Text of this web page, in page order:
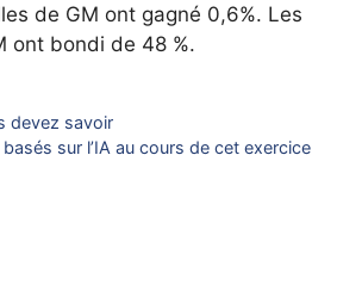
de GM ont gagné 0,6%. Les
ont bondi de 48 %.
devez savoir
sur l’IA au cours de cet exercice